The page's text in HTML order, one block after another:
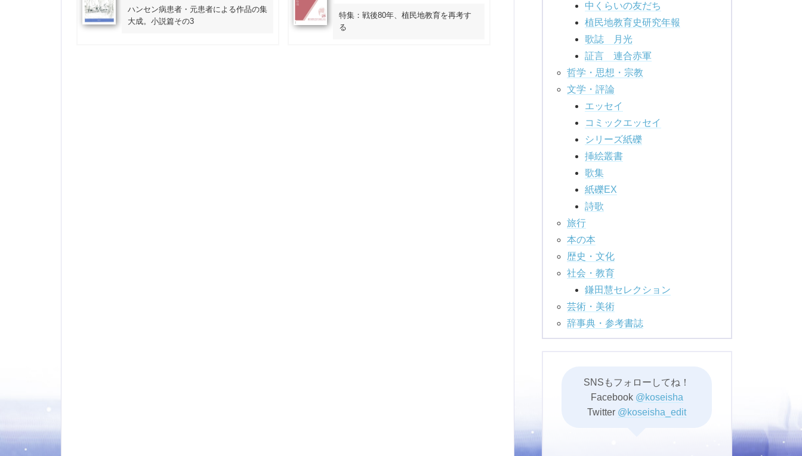
ハンセン病患者・元患者による作品の集
大成。小説篇その3
特集：戦後80年、植民地教育を再考す
る
中くらいの友だち
植民地教育史研究年報
歌誌 月光
証言 連合赤軍
哲学・思想・宗教
文学・評論
エッセイ
コミックエッセイ
シリーズ紙礫
挿絵叢書
歌集
紙礫EX
詩歌
旅行
本の本
歴史・文化
社会・教育
鎌田慧セレクション
芸術・美術
辞事典・参考書誌
SNSもフォローしてね！
Facebook @koseisha
Twitter @koseisha_edit